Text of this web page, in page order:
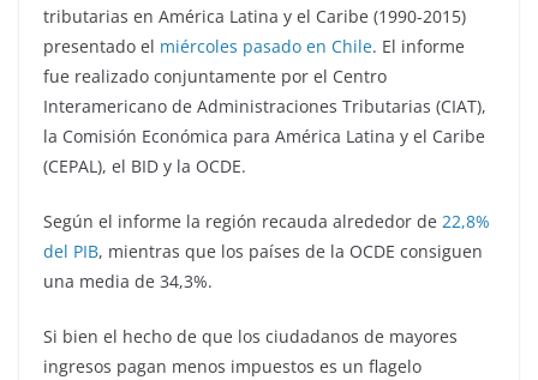
tributarias en América Latina y el Caribe (1990-2015)
presentado el miércoles pasado en Chile. El informe
fue realizado conjuntamente por el Centro
Interamericano de Administraciones Tributarias (CIAT),
la Comisión Económica para América Latina y el Caribe
(CEPAL), el BID y la OCDE.
Según el informe la región recauda alrededor de 22,8%
del PIB, mientras que los países de la OCDE consiguen
una media de 34,3%.
Si bien el hecho de que los ciudadanos de mayores
ingresos pagan menos impuestos es un flagelo